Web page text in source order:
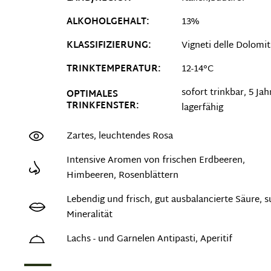
ALKOHOLGEHALT:
13%
KLASSIFIZIERUNG:
Vigneti delle
TRINKTEMPERATUR:
12-14°C
OPTIMALES
TRINKFENSTER:
sofort trinkbar, 5
lagerfähig
Zartes, leuchtendes Rosa
Intensive Aromen von frischen Erdbeeren,
Himbeeren, Rosenblättern
Lebendig und frisch, gut ausbalancierte Säure,
Mineralität
Lachs - und Garnelen Antipasti, Aperitif